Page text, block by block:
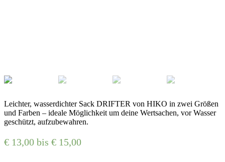
Leichter, wasserdichter Sack DRIFTER von HIKO in zwei Größen
und Farben – ideale Möglichkeit um deine Wertsachen, vor Wasser
geschützt, aufzubewahren.
€ 13,00 bis € 15,00